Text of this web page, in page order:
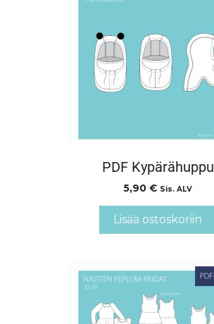
PDF Kypärähuppu
5,90 € Sis. ALV
Lisää ostoskoriin